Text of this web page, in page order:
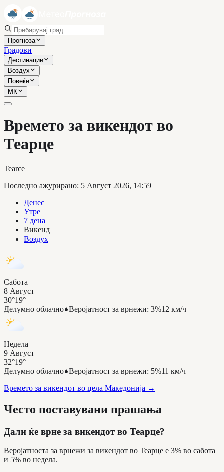
Прогноза
Градови
Дестинации
Воздух
Повеќе
МК
Времето за викендот во
Теарце
Tearce
Последно ажурирано: 5 Август 2026, 14:59
Денес
Утре
7 дена
Викенд
Воздух
Сабота
8 Август
30°19°
Делумно облачно Веројатност за врнежи: 3%12 км/ч
Недела
9 Август
32°19°
Делумно облачно Веројатност за врнежи: 5%11 км/ч
Времето за викендот во цела Македонија →
Често поставувани прашања
Дали ќе врне за викендот во Теарце?
Веројатноста за врнежи за викендот во Теарце е 3% во сабота
и 5% во недела.